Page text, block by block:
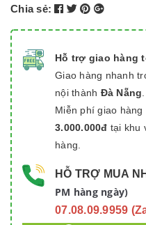
Chia sẻ:
Hỗ trợ giao hàng
Giao hàng nhanh
nội thành Đà Nẵng
Miễn phí giao
3.000.000đ tại khu
hàng.
HỖ TRỢ MUA
PM hàng ngày)
07.08.09.9959